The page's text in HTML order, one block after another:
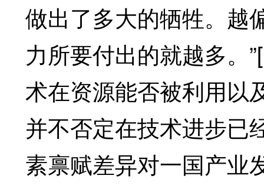
做出了多大的牺牲。越
力所要付出的就越多
术在资源能否被利用以
并不否定在技术进步已
素禀赋差异对一国产业